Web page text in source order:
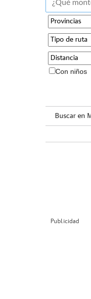
Con niños
Buscar en
Publicidad